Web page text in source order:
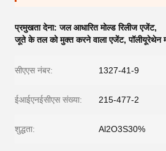
प्रमुखता देना:जल आधारित मोल्ड रिलीज एजेंट,
जूते के तल को मुक्त करने वाला एजेंट,पॉलीयूरेथेन
सीएएस नंबर: 1327-41-9
ईआईएनईसीएस संख्या: 215-477-2
शुद्धता: Al2O3S30%